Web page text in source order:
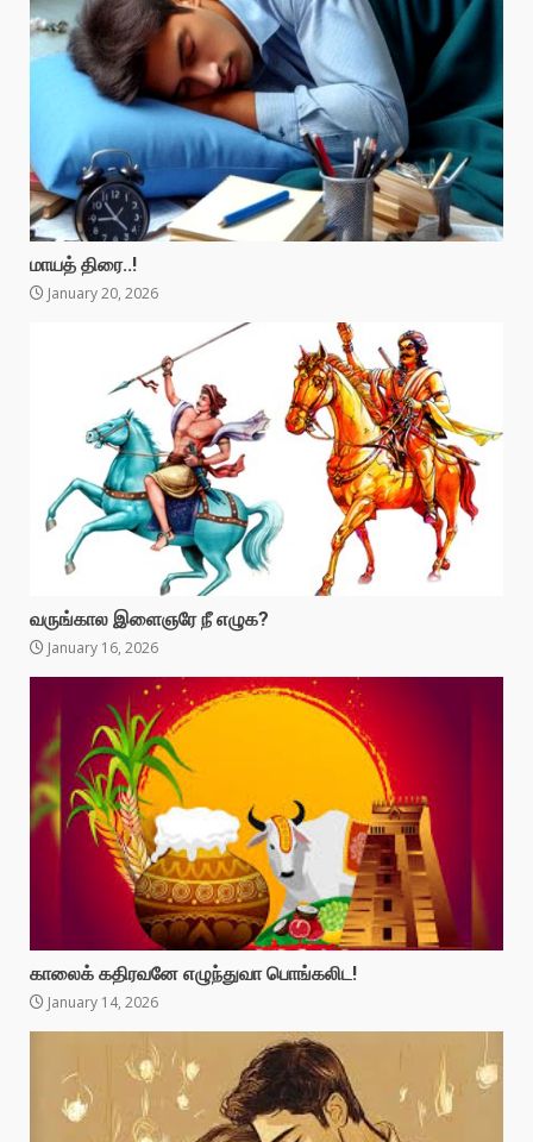
மாயத் திரை..!
January 20, 2026
வருங்கால இளைஞரே நீ எழுக?
January 16, 2026
காலைக் கதிரவனே எழுந்துவா பொங்கலிட!
January 14, 2026